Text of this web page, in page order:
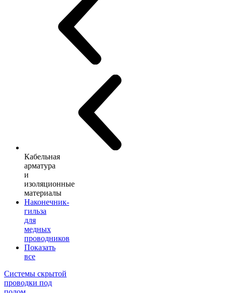
Кабельная
арматура
и
изоляционные
материалы
Наконечник-
гильза
для
медных
проводников
Показать
все
Системы скрытой
проводки под